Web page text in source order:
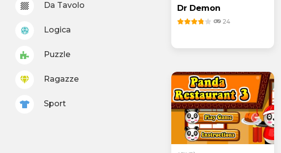
Da Tavolo
Logica
Puzzle
Ragazze
Sport
Dr Demon
24